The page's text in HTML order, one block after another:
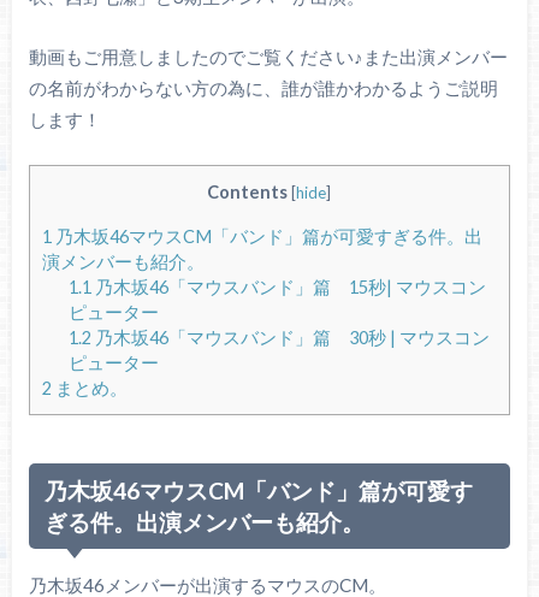
査！！
動画もご用意しましたのでご覧ください♪また出演メンバー
の名前がわからない方の為に、誰が誰かわかるようご説明
します！
Contents [hide]
1乃木坂46マウスCM「バンド」篇が可愛すぎる件。出
演メンバーも紹介。
1.1乃木坂46「マウスバンド」篇 15秒| マウスコン
ピューター
1.2 乃木坂46「マウスバンド」篇 30秒 | マウスコン
ピューター
2 まとめ。
乃木坂46マウスCM「バンド」篇が可愛す
ぎる件。出演メンバーも紹介。
乃木坂46メンバーが出演するマウスのCM。